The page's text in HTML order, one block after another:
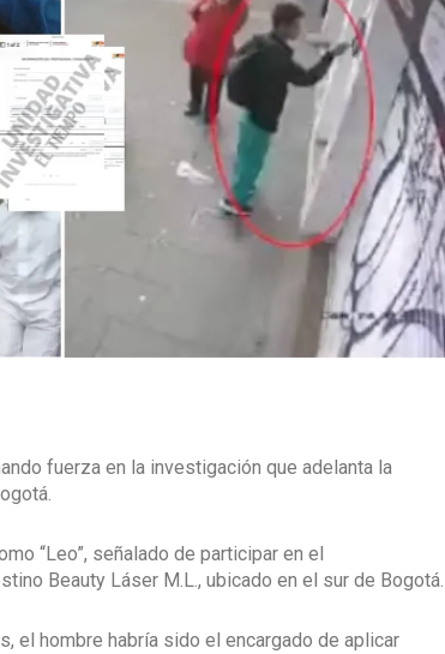
fuerza en la investigación que adelanta la
“Leo”, señalado de participar en el
Beauty Láser M.L., ubicado en el sur de Bogotá.
el hombre habría sido el encargado de aplicar